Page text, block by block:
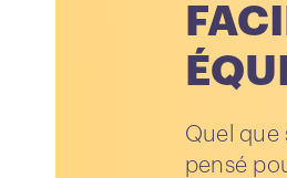
Quel que
pensé